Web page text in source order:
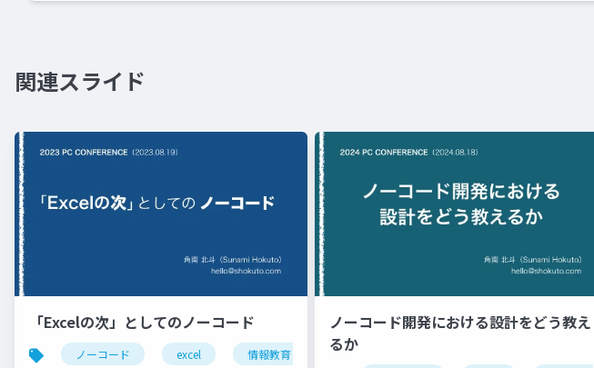
関連スライド
「Excelの次」としてのノーコード
ノーコード excel 情報教育 appsheet
ノーコード開発における設計をどう教え
るか